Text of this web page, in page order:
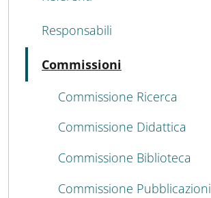
Responsabili
Commissioni
Attivo
Commissione Ricerca
Commissione Didattica
Commissione Biblioteca
Commissione Pubblicazioni